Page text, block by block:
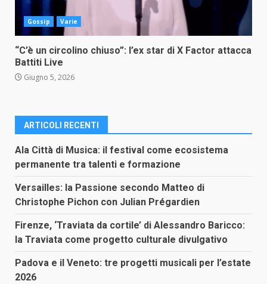
Gossip Varie
“C’è un circolino chiuso”: l’ex star di X Factor attacca
Battiti Live
Giugno 5, 2026
ARTICOLI RECENTI
Ala Città di Musica: il festival come ecosistema
permanente tra talenti e formazione
Versailles: la Passione secondo Matteo di
Christophe Pichon con Julian Prégardien
Firenze, ‘Traviata da cortile’ di Alessandro Baricco:
la Traviata come progetto culturale divulgativo
Padova e il Veneto: tre progetti musicali per l’estate
2026